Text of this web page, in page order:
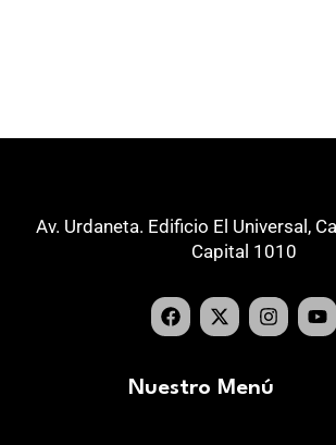
Av. Urdaneta. Edificio El Universal,
Capital 1010
Nuestro Menú